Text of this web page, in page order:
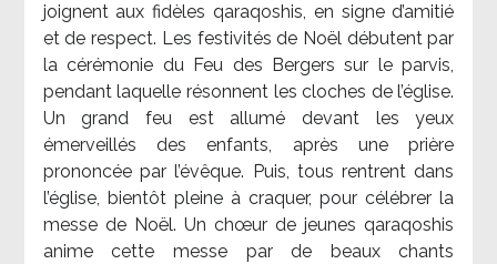
joignent aux fidèles qaraqoshis, en signe d’amitié
et de respect. Les festivités de Noël débutent par
la cérémonie du Feu des Bergers sur le parvis,
pendant laquelle résonnent les cloches de l’église.
Un grand feu est allumé devant les yeux
émerveillés des enfants, après une prière
prononcée par l’évêque. Puis, tous rentrent dans
l’église, bientôt pleine à craquer, pour célébrer la
messe de Noël. Un chœur de jeunes qaraqoshis
anime cette messe par de beaux chants